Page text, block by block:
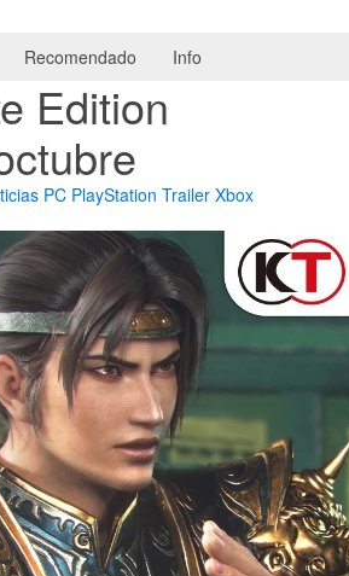
Recomendado Info
Edition
PC PlayStation Trailer Xbox